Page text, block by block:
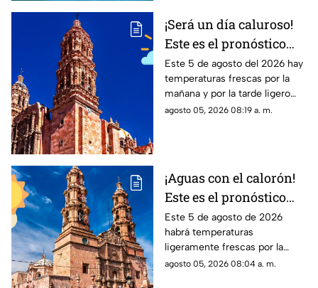
¡Será un día caluroso!
Este es el pronóstico
del clima en Zacatecas
HOY miércoles 5 de
agosto
Este 5 de agosto del 2026 hay
temperaturas frescas por la
mañana y por la tarde ligero
calor; el clima de hoy en
agosto 05, 2026 08:19 a. m.
¡Aguas con el calorón!
Este es el pronóstico
del clima en
Aguascalientes hoy 4
de agosto
Este 5 de agosto de 2026
habrá temperaturas
ligeramente frescas por la
mañana y calor en el día; el
agosto 05, 2026 08:04 a. m.